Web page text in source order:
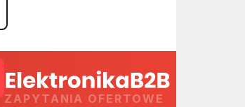
ZAPYTANIA OFERTOWE